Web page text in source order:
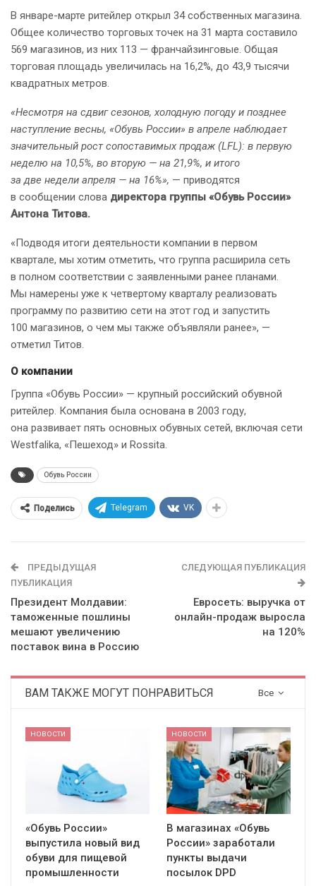
В январе-марте ритейлер открыл 34 собственных магазина.
Общее количество торговых точек на 31 марта составило
569 магазинов, из них 113 — франчайзинговые. Общая
торговая площадь увеличилась на 16,2%, до 43,9 тысячи
квадратных метров.
«Несмотря на сдвиг сезонов, холодную погоду и позднее
наступление весны, «Обувь России» в апреле наблюдает
значительный рост сопоставимых продаж (LFL): в первую
неделю на 10,5%, во вторую — на 21,9%, и итого
за две недели апреля — на 16%», — приводятся
в сообщении слова директора группы «Обувь России»
Антона Титова.
«Подводя итоги деятельности компании в первом
квартале, мы хотим отметить, что группа расширила сеть
в полном соответствии с заявленными ранее планами.
Мы намерены уже к четвертому кварталу реализовать
программу по развитию сети на этот год и запустить
100 магазинов, о чем мы также объявляли ранее», —
отметил Титов.
О компании
Группа «Обувь России» — крупный российский обувной
ритейлер. Компания была основана в 2003 году,
она развивает пять основных обувных сетей, включая сети
Westfalika, «Пешеход» и Rossita.
Обувь России
Поделись Telegram VK
ПРЕДЫДУЩАЯ
ПУБЛИКАЦИЯ
Президент Молдавии:
таможенные пошлины
мешают увеличению
поставок вина в Россию
СЛЕДУЮЩАЯ ПУБЛИКАЦИЯ
Евросеть: выручка от
онлайн-продаж выросла
на 120%
Все
ВАМ ТАКЖЕ МОГУТ ПОНРАВИТЬСЯ
НОВОСТИ
«Обувь России»
выпустила новый вид
обуви для пищевой
промышленности
НОВОСТИ
В магазинах «Обувь
России» заработали
пункты выдачи
посылок DPD